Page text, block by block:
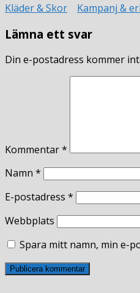
Kläder & Skor
Kampanj &
Lämna ett svar
Din e-postadress kommer
Kommentar*
Namn *
E-postadress *
Webbplats
Spara mitt namn, min e-